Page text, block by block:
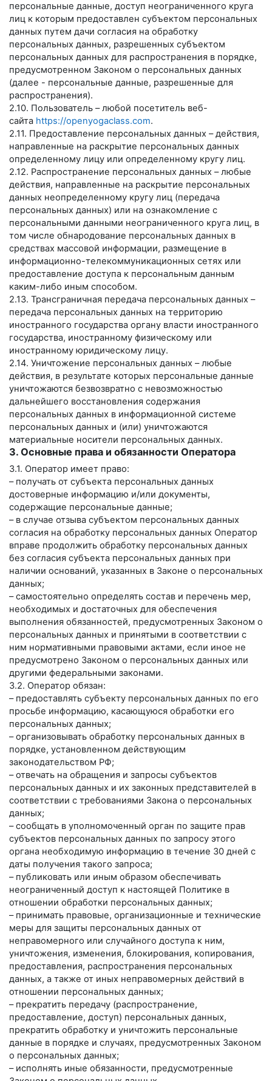
персональные данные, доступ неограниченного круга
лиц к которым предоставлен субъектом персональных
данных путем дачи согласия на обработку
персональных данных, разрешенных субъектом
персональных данных для распространения в порядке,
предусмотренном Законом о персональных данных
(далее - персональные данные, разрешенные для
распространения).
2.10. Пользователь – любой посетитель веб-
сайта https://openyogaclass.com.
2.11. Предоставление персональных данных – действия,
направленные на раскрытие персональных данных
определенному лицу или определенному кругу лиц.
2.12. Распространение персональных данных – любые
действия, направленные на раскрытие персональных
данных неопределенному кругу лиц (передача
персональных данных) или на ознакомление с
персональными данными неограниченного круга лиц, в
том числе обнародование персональных данных в
средствах массовой информации, размещение в
информационно-телекоммуникационных сетях или
предоставление доступа к персональным данным
каким-либо иным способом.
2.13. Трансграничная передача персональных данных –
передача персональных данных на территорию
иностранного государства органу власти иностранного
государства, иностранному физическому или
иностранному юридическому лицу.
2.14. Уничтожение персональных данных – любые
действия, в результате которых персональные данные
уничтожаются безвозвратно с невозможностью
дальнейшего восстановления содержания
персональных данных в информационной системе
персональных данных и (или) уничтожаются
материальные носители персональных данных.
3. Основные права и обязанности Оператора
3.1. Оператор имеет право:
– получать от субъекта персональных данных
достоверные информацию и/или документы,
содержащие персональные данные;
– в случае отзыва субъектом персональных данных
согласия на обработку персональных данных Оператор
вправе продолжить обработку персональных данных
без согласия субъекта персональных данных при
наличии оснований, указанных в Законе о персональных
данных;
– самостоятельно определять состав и перечень мер,
необходимых и достаточных для обеспечения
выполнения обязанностей, предусмотренных Законом о
персональных данных и принятыми в соответствии с
ним нормативными правовыми актами, если иное не
предусмотрено Законом о персональных данных или
другими федеральными законами.
3.2. Оператор обязан:
– предоставлять субъекту персональных данных по его
просьбе информацию, касающуюся обработки его
персональных данных;
– организовывать обработку персональных данных в
порядке, установленном действующим
законодательством РФ;
– отвечать на обращения и запросы субъектов
персональных данных и их законных представителей в
соответствии с требованиями Закона о персональных
данных;
– сообщать в уполномоченный орган по защите прав
субъектов персональных данных по запросу этого
органа необходимую информацию в течение 30 дней с
даты получения такого запроса;
– публиковать или иным образом обеспечивать
неограниченный доступ к настоящей Политике в
отношении обработки персональных данных;
– принимать правовые, организационные и технические
меры для защиты персональных данных от
неправомерного или случайного доступа к ним,
уничтожения, изменения, блокирования, копирования,
предоставления, распространения персональных
данных, а также от иных неправомерных действий в
отношении персональных данных;
– прекратить передачу (распространение,
предоставление, доступ) персональных данных,
прекратить обработку и уничтожить персональные
данные в порядке и случаях, предусмотренных Законом
о персональных данных;
– исполнять иные обязанности, предусмотренные